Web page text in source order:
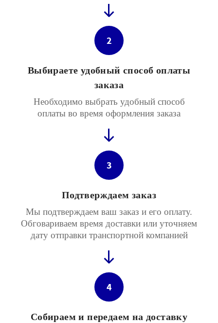
2
Выбираете удобный способ оплаты
заказа
Необходимо выбрать удобный способ
оплаты во время оформления заказа
3
Подтверждаем заказ
Мы подтверждаем ваш заказ и его оплату.
Обговариваем время доставки или уточняем
дату отправки транспортной компанией
4
Собираем и передаем на доставку